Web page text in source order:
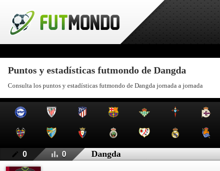
Puntos y estadísticas futmondo de Dangda
Consulta los puntos y estadísticas futmondo de Dangda jornada a jornada
0 0 Dangda